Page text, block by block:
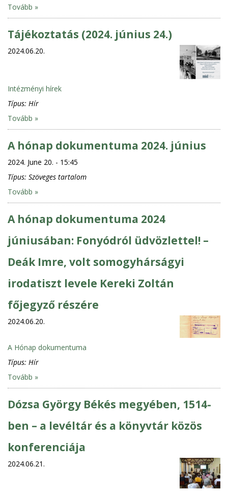
Tovább »
Tájékoztatás (2024. június 24.)
2024.06.20.
Intézményi hírek
Típus: Hír
Tovább »
A hónap dokumentuma 2024. június
2024. June 20. - 15:45
Típus: Szöveges tartalom
Tovább »
A hónap dokumentuma 2024
júniusában: Fonyódról üdvözlettel! –
Deák Imre, volt somogyhárságyi
irodatiszt levele Kereki Zoltán
főjegyző részére
2024.06.20.
A Hónap dokumentuma
Típus: Hír
Tovább »
Dózsa György Békés megyében, 1514-
ben – a levéltár és a könyvtár közös
konferenciája
2024.06.21.